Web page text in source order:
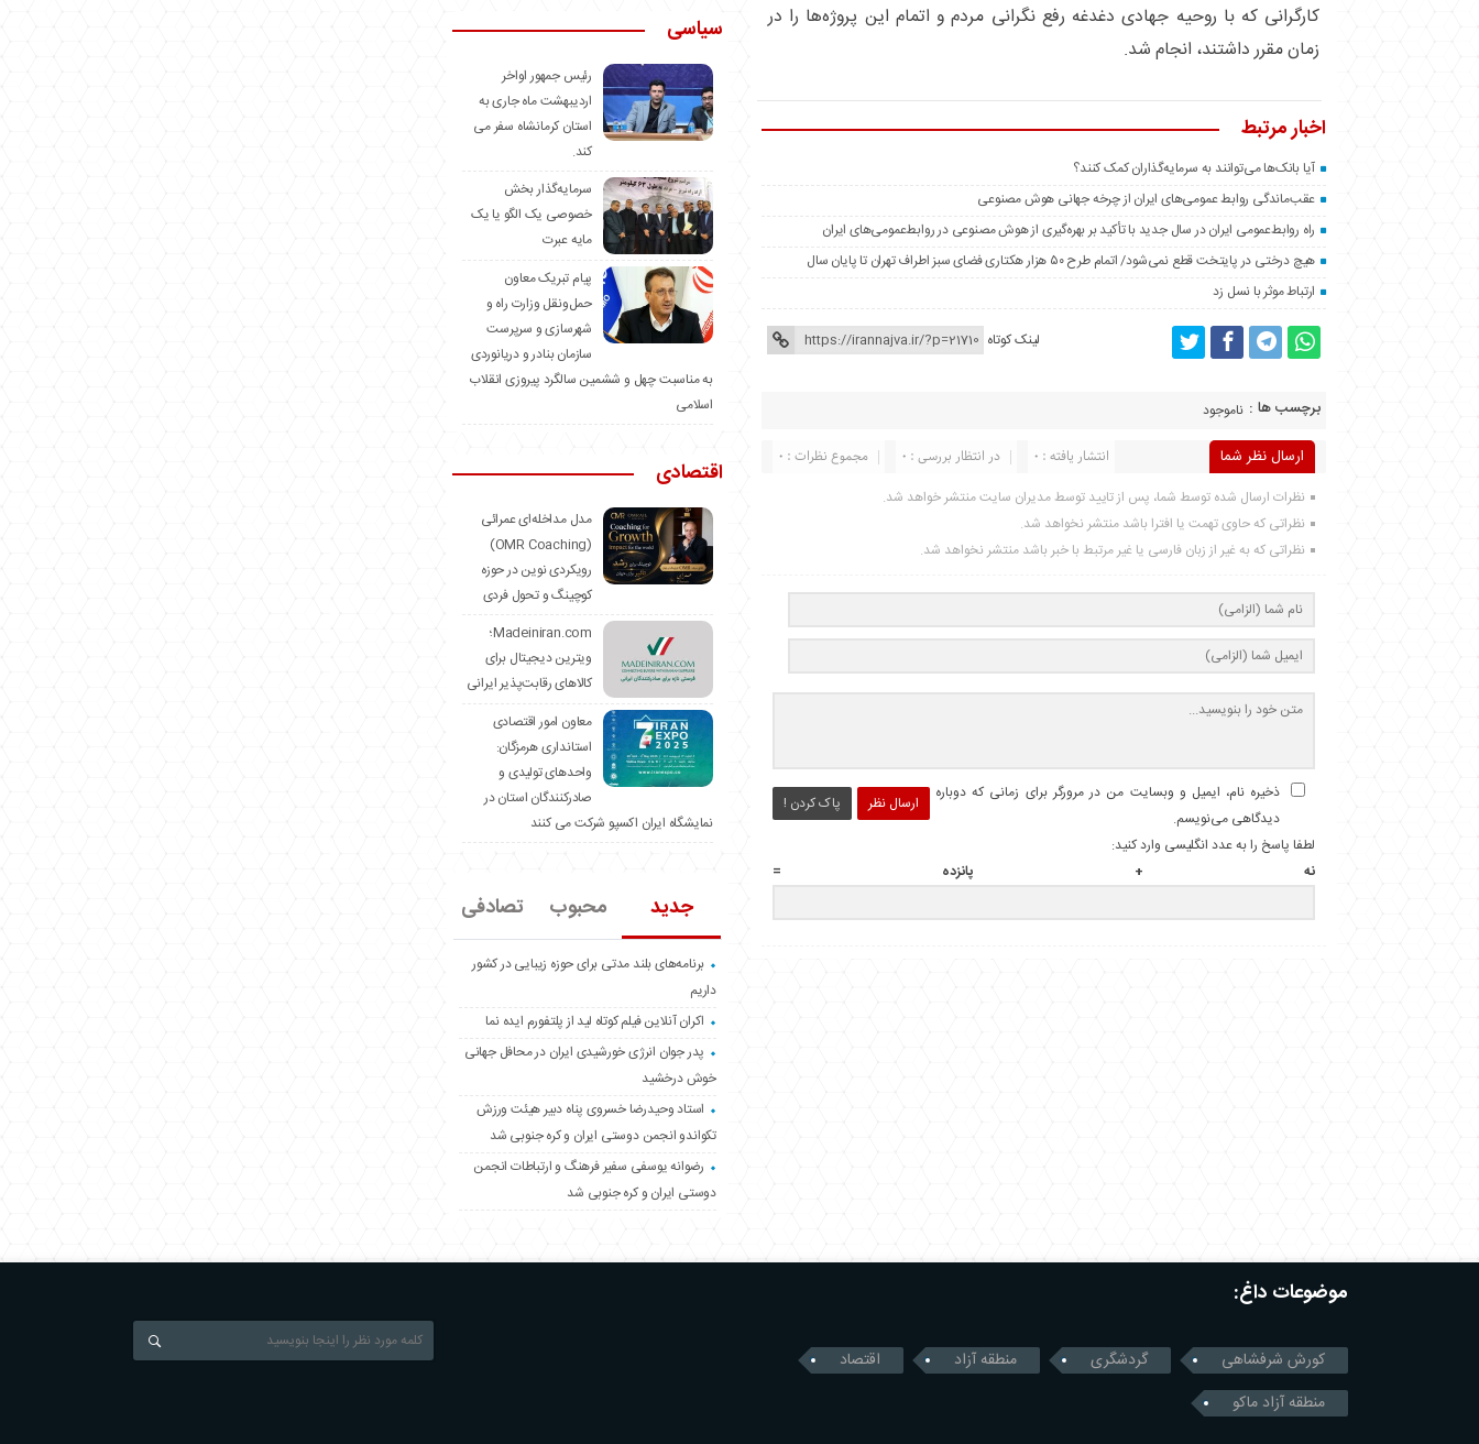
کارگرانی که با روحیه جهادی دغدغه رفع نگرانی مردم و اتمام این پروژه‌ها را در
زمان مقرر داشتند، انجام شد.
اخبار مرتبط
آیا بانک‌ها می‌توانند به سرمایه‌گذاران کمک کنند؟
عقب‌ماندگی روابط عمومی‌های ایران از چرخه جهانی هوش مصنوعی
راه روابط‌عمومی ایران در سال جدید با تأکید بر بهره‌گیری از هوش مصنوعی در روابط‌عمومی‌های ایران
هیچ درختی در پایتخت قطع نمی‌شود/ اتمام طرح ۵۰ هزار هکتاری فضای سبز اطراف تهران تا پایان سال
ارتباط موثر با نسل زد
لینک کوتاه
برچسب ها : ناموجود
ارسال نظر شما مجموع نظرات : 0 در انتظار بررسی : 0 انتشار یافته : 0
نظرات ارسال شده توسط شما، پس از تایید توسط مدیران سایت منتشر خواهد شد.
نظراتی که حاوی تهمت یا افترا باشد منتشر نخواهد شد.
نظراتی که به غیر از زبان فارسی یا غیر مرتبط با خبر باشد منتشر نخواهد شد.
ارسال نظر پاک کردن !
ذخیره نام، ایمیل و وبسایت من در مرورگر برای زمانی که دوباره
دیدگاهی می‌نویسم.
لطفا پاسخ را به عدد انگلیسی وارد کنید:
نه + پانزده =
سیاسی
رئیس جمهور اواخر
اردیبهشت ماه جاری به
استان کرمانشاه سفر می
کند.
سرمایه‌گذار بخش
خصوصی یک الگو یا یک
مایه عبرت
️پیام تبریک معاون
حمل‌ونقل وزارت راه و
شهرسازی و سرپرست
سازمان بنادر و دریانوردی
به مناسبت چهل و ششمین سالگرد پیروزی انقلاب
اسلامی
اقتصادی
مدل مداخله‌ای عمرائی
(OMR Coaching)
رویکردی نوین در حوزه
کوچینگ و تحول فردی
Madeiniran.com؛
ویترین دیجیتال برای
کالاهای رقابت‌پذیر ایرانی
معاون امور اقتصادی
استانداری هرمزگان:
واحدهای تولیدی و
صادرکنندگان استان در
نمایشگاه ایران اکسپو شرکت می کنند
جدید محبوب تصادفی
برنامه‌های بلند مدتی برای حوزه زیبایی در کشور
داریم
اکران آنلاین فیلم کوتاه لید از پلتفورم ایده نما
پدر جوان انرژی خورشیدی ایران در محافل جهانی
خوش درخشید
استاد وحیدرضا خسروی پناه دبیر هیئت ورزش
تکواندو انجمن دوستی ایران و کره جنوبی شد
رضوانه یوسفی سفیر فرهنگ و ارتباطات انجمن
دوستی ایران و کره جنوبی شد
موضوعات داغ:
کورش شرفشاهی گردشگری منطقه آزاد
اقتصاد
منطقه آزاد ماکو